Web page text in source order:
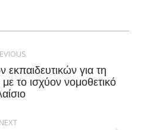
PinterestLinkedIn
Previous
post:
εκπαιδευτικών για τη
το ισχύον νομοθετικό
NEXT